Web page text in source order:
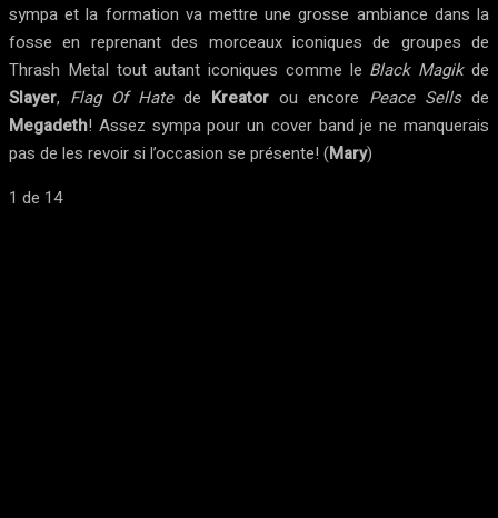
sympa et la formation va mettre une grosse ambiance dans la
fosse en reprenant des morceaux iconiques de groupes de
Thrash Metal tout autant iconiques comme le Black Magikde
Slayer, Flag Of Hatede Kreator ou encore Peace Sellsde
Megadeth! Assez sympa pour un cover band je ne manquerais
pas de les revoir si l’occasion se présente! (Mary)
1 de 14